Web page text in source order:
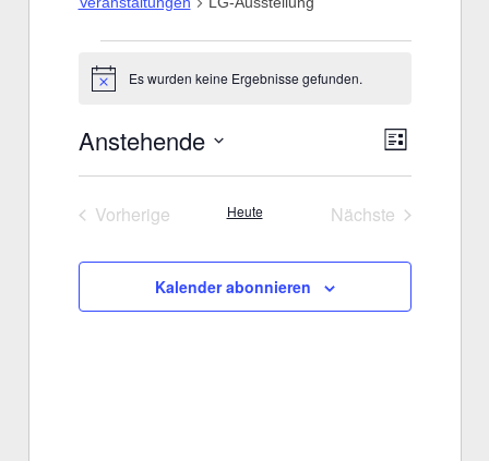
Veranstaltungen
HinweisEs wurden keine Ergebnisse gefunden.
Liste
Anstehende
Datum
wählen.
Vorherige
Heute
Nächste
Kalender abonnieren